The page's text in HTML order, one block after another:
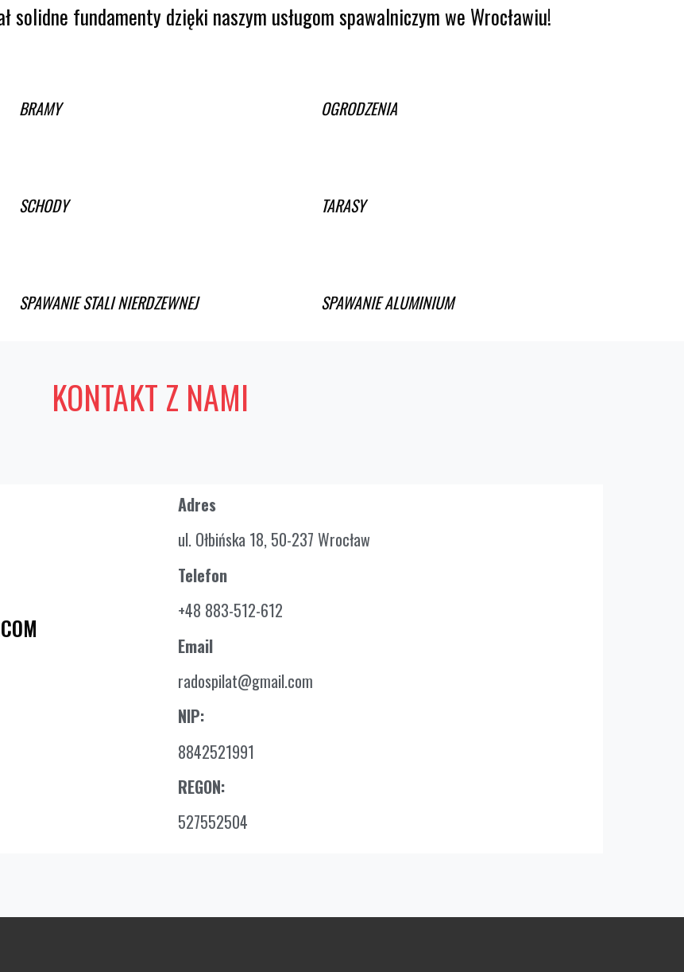
solidne fundamenty dzięki naszym usługom spawalniczym we Wrocławiu!
BRAMY OGRODZENIA
SCHODY TARASY
SPAWANIE STALI NIERDZEWNEJ SPAWANIE ALUMINIUM
KONTAKT Z NAMI
Adres
ul. Ołbińska 18, 50-237 Wrocław
Telefon
+48 883-512-612
Email
radospilat@gmail.com
NIP:
8842521991
REGON:
527552504